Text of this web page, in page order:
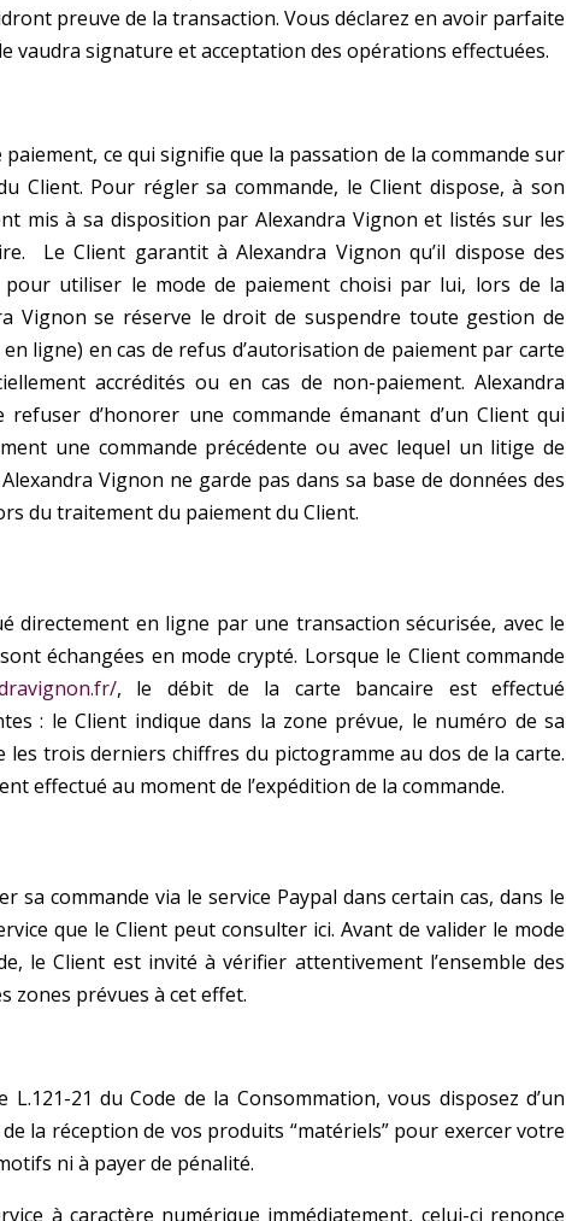
preuve de la transaction. Vous déclarez en avoir parfaite
vaudra signature et acceptation des opérations effectuées.
paiement, ce qui signifie que la passation de la commande sur
Client. Pour régler sa commande, le Client dispose, à son
mis à sa disposition par Alexandra Vignon et listés sur les
Le Client garantit à Alexandra Vignon qu’il dispose des
pour utiliser le mode de paiement choisi par lui, lors de la
Vignon se réserve le droit de suspendre toute gestion de
en ligne) encas de refus d’autorisation de paiement par carte
accrédités ou en cas de non-paiement. Alexandra
d’honorer une commande émanant d’un Client qui
une commande précédente ou avec lequel un litige de
Alexandra Vignon ne garde pas dans sa base de données des
du traitement du paiement du Client.
directement en ligne par une transaction sécurisée, avec le
échangées en mode crypté. Lorsque le Client commande
, le débit de la carte bancaire est effectué
: le Client indique dans la zone prévue, le numéro de sa
les trois derniers chiffres du pictogramme au dos de la carte.
effectué au moment de l’expédition de lacommande.
commande via le service Paypal dans certain cas, dans le
que le Client peut consulter ici.Avant de valider le mode
le Client est invité àvérifier attentivement l’ensemble des
zones prévues à cet effet.
21 du Code de la Consommation, vous disposez d’un
la réception de vos produits “matériels” pour exercer votre
ni à payer de pénalité.
à caractère numérique immédiatement, celui-ci renonce